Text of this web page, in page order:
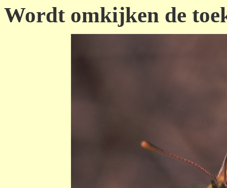
Wordt omkijken de